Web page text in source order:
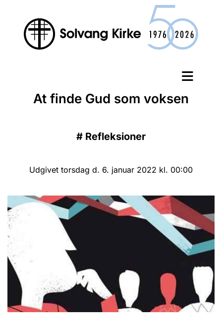
At finde Gud som voksen
# Refleksioner
Udgivet torsdag d. 6. januar 2022 kl. 00:00